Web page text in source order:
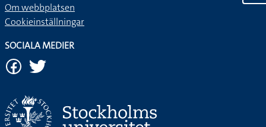
Om webbplatsen
Cookieinställningar
SOCIALA MEDIER